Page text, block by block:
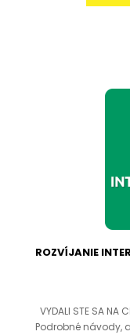
ROZVÍJANIE
VYDALI STE SA NA
Podrobné návody,